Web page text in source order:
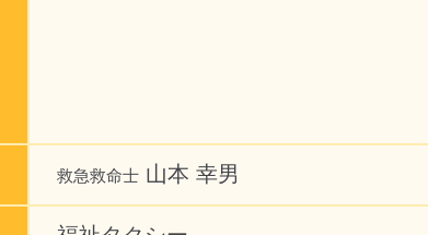
救急救命士 山本 幸男